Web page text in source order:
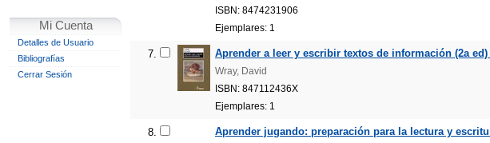
Mi Cuenta
Detalles de Usuario
Bibliografías
Cerrar Sesión
ISBN: 8474231906
Ejemplares: 1
7. Aprender a leer y escribir textos de información (2a ed)
Wray, David
ISBN: 847112436X
Ejemplares: 1
8. Aprender jugando: preparación para la lectura y